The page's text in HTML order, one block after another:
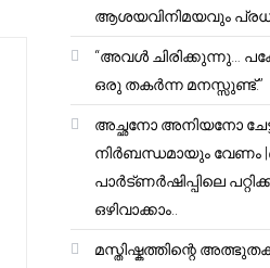
ആശയവിനിമയവും
“അവൾ ചിരിക്കുന്നു…
ഒരു തകർന്ന മനസ്സുണ്ട്.”
അച്ഛനോ അനിയനോ
നിർബന്ധമായും വേണം
പാർട്ണർഷിപ്പിലെ
ഒഴിവാക്കാം..
മസ്തിഷ്കത്തിന്റെ